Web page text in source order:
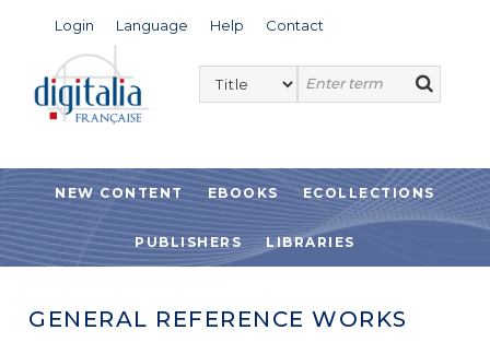
Login Language Help Contact
NEW CONTENT EBOOKS ECOLLECTIONS
PUBLISHERS LIBRARIES
GENERAL REFERENCE WORKS